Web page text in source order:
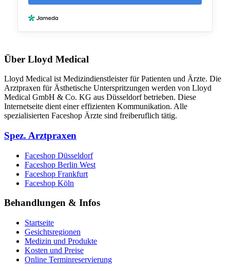
Über Lloyd Medical
Lloyd Medical ist Medizindienstleister für Patienten und Ärzte. Die
Arztpraxen für Ästhetische Unterspritzungen werden von Lloyd
Medical GmbH & Co. KG aus Düsseldorf betrieben. Diese
Internetseite dient einer effizienten Kommunikation. Alle
spezialisierten Faceshop Ärzte sind freiberuflich tätig.
Spez. Arztpraxen
Faceshop Düsseldorf
Faceshop Berlin West
Faceshop Frankfurt
Faceshop Köln
Behandlungen & Infos
Startseite
Gesichtsregionen
Medizin und Produkte
Kosten und Preise
Online Terminreservierung